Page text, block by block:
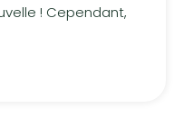
! Cependant,